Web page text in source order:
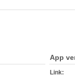
App
Link: